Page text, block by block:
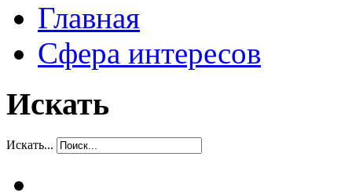
Главная
Сфера интересов
Искать
Искать...